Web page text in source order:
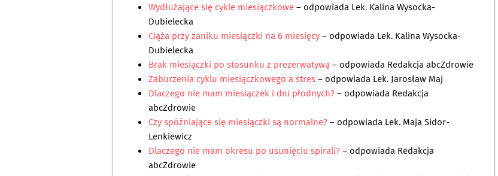
Wydłużające się cykle miesiączkowe– odpowiada Lek. Kalina Wysocka-
Dubielecka
Ciąża przy zaniku miesiączki na 6 miesięcy– odpowiada Lek. Kalina Wysocka-
Dubielecka
Brak miesiączki po stosunku z prezerwatywą– odpowiada Redakcja abcZdrowie
Zaburzenia cyklu miesiączkowego a stres– odpowiada Lek. Jarosław Maj
Dlaczego nie mam miesiączek i dni płodnych?– odpowiada Redakcja
abcZdrowie
Czy spóźniające się miesiączki są normalne?– odpowiada Lek. Maja Sidor-
Lenkiewicz
Dlaczego nie mam okresu po usunięciu spirali?– odpowiada Redakcja
abcZdrowie